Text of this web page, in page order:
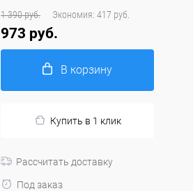
1 390 руб. Экономия: 417 руб.
973 руб.
В корзину
Купить в 1 клик
Рассчитать доставку
Под заказ